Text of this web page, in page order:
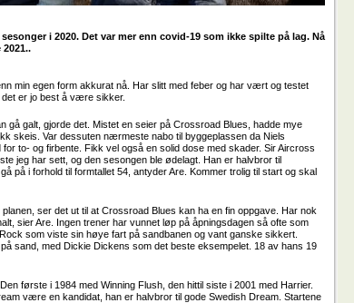
i 2020. Det var mer enn covid-19 som ikke spilte på lag. Nå
min egen form akkurat nå. Har slitt med feber og har vært og testet
er jo best å være sikker.
gå galt, gjorde det. Mistet en seier på Crossroad Blues, hadde mye
skeis. Var dessuten nærmeste nabo til byggeplassen da Niels
to- og firbente. Fikk vel også en solid dose med skader. Sir Aircross
jeg har sett, og den sesongen ble ødelagt. Han er halvbror til
på i forhold til formtallet 54, antyder Are. Kommer trolig til start og skal
ser det ut til at Crossroad Blues kan ha en fin oppgave. Har nok
sier Are. Ingen trener har vunnet løp på åpningsdagen så ofte som
som viste sin høye fart på sandbanen og vant ganske sikkert.
sand, med Dickie Dickens som det beste eksempelet. 18 av hans 19
første i 1984 med Winning Flush, den hittil siste i 2001 med Harrier.
være en kandidat, han er halvbror til gode Swedish Dream. Startene